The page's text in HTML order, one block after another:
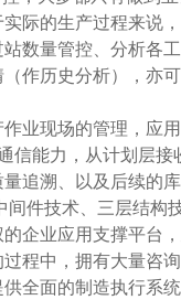
际的生产过程来说
数量管控、分析各
作历史分析），亦
业现场的管理，应
信能力，从计划层
追溯、以及后续的
间件技术、三层结构
企业应用支撑平台
过程中，拥有大量咨
全面的制造执行系